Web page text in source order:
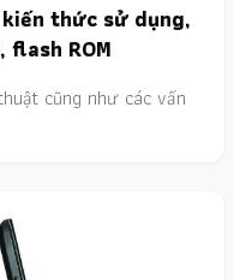
thức sử dụng,
ROM
cũng như các vấn